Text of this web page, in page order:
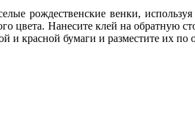
рождественские венки,
цвета. Нанесите клей на обратную
и красной бумаги и разместите их